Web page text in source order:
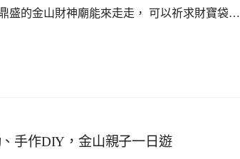
盛的金山財神廟能來走走， 可以祈求財寶袋…
手作DIY，金山親子一日遊